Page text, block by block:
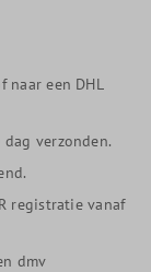
naar een DHL
verzonden.
registratie vanaf
dmv